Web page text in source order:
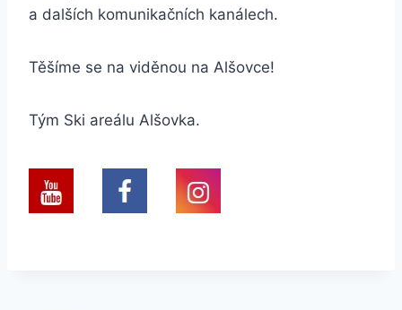
a dalších komunikačních kanálech.
Těšíme se na viděnou na Alšovce!
Tým Ski areálu Alšovka.